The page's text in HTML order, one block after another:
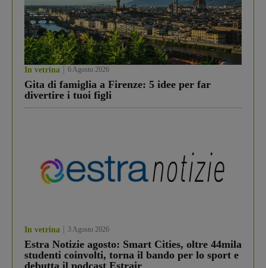
In vetrina 6 Agosto 2026
Gita di famiglia a Firenze: 5 idee per far
divertire i tuoi figli
In vetrina 3 Agosto 2026
Estra Notizie agosto: Smart Cities, oltre 44mila
studenti coinvolti, torna il bando per lo sport e
debutta il podcast Estrair